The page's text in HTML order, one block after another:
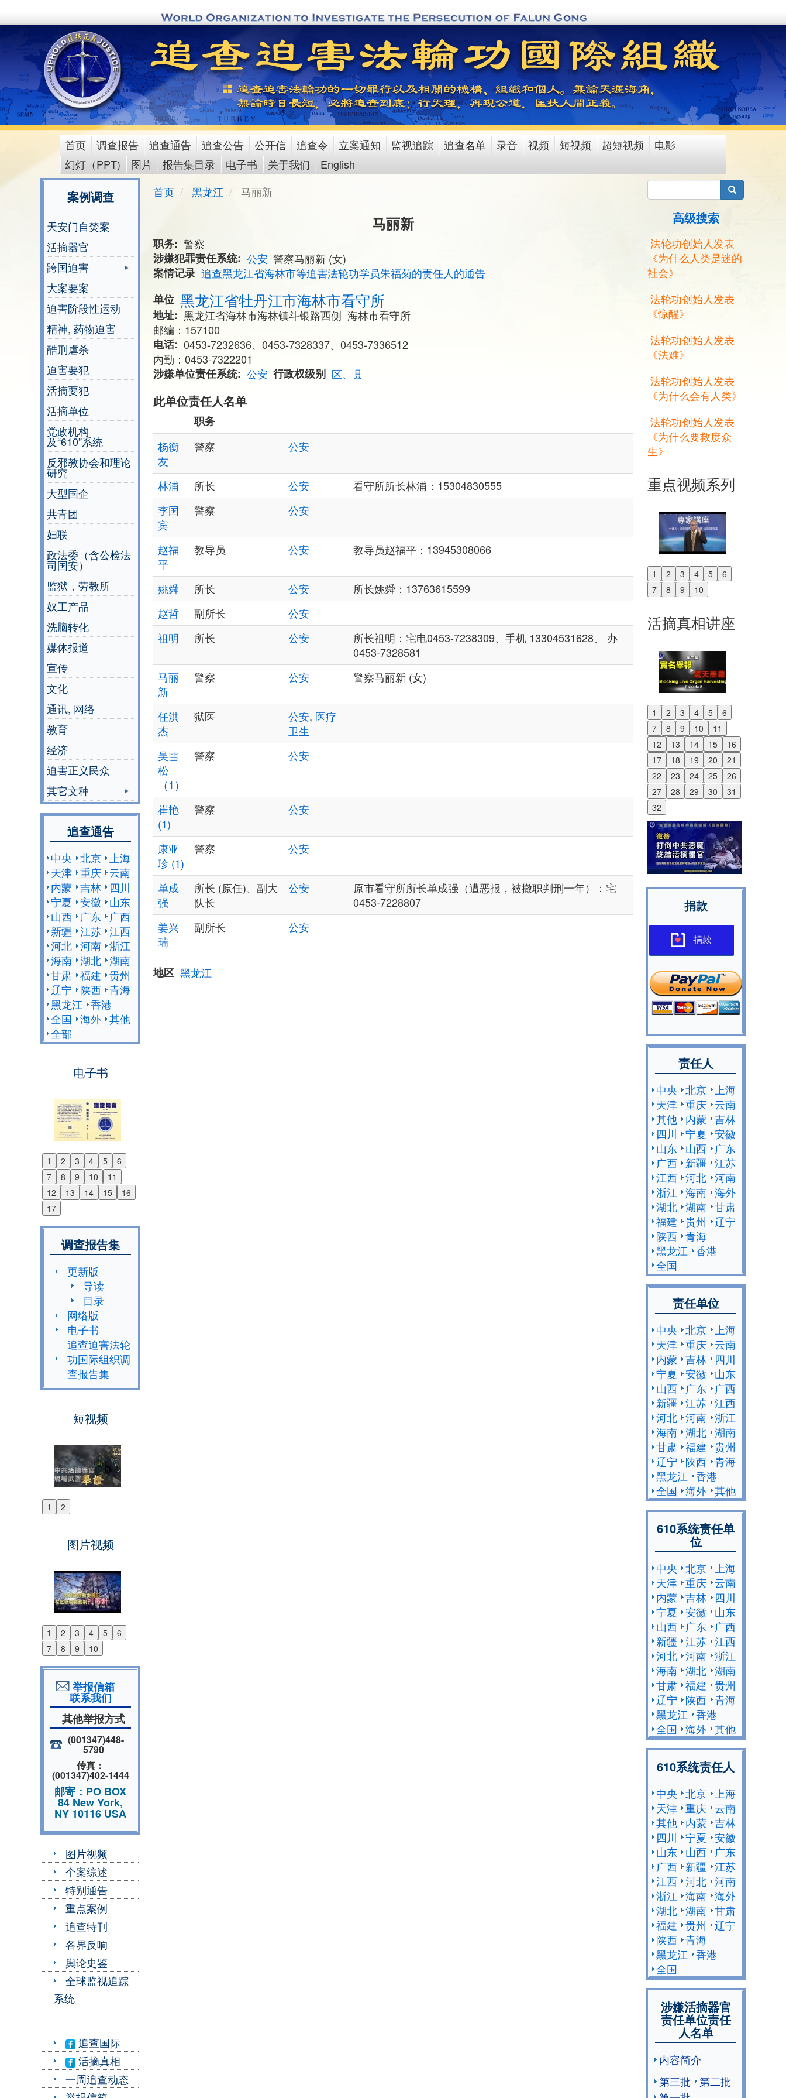
to
content
main
menu
首页 调查报告 追查通告 追查公告 公开信 追查令 立案通知 监视追踪 追查名单 录音 视频 短视频 超短视频
电影
幻灯（PPT)
图片 报告集目录 电子书 关于我们 English
案例调查
天安门自焚案
活摘器官
跨国迫害
大案要案
迫害阶段性运动
精神, 药物迫害
酷刑虐杀
迫害要犯
活摘要犯
活摘单位
党政机构
及“610”系统
反邪教协会和理论
研究
大型国企
共青团
妇联
政法委（含公检法
司国安）
监狱，劳教所
奴工产品
洗脑转化
媒体报道
宣传
文化
通讯, 网络
教育
经济
迫害正义民众
其它文种
追查通告
中央 北京 上海
天津 重庆 云南
内蒙 吉林
四川
宁夏 安徽
山东
山西
广东
广西
新疆 江苏 江西
河北 河南 浙江
海南 湖北 湖南
甘肃 福建 贵州
辽宁
陕西 青海
黑龙江 香港
全国 海外 其他
全部
电子书
1 2 3 4 5
6
7
8 9 10
11
12
13 14 15
16
17
Previous
Next
调查报告集
更新版
导读
目录
网络版
电子书
追查迫害法轮
功国际组织调
查报告集
短视频
1 2
Previous
图片视频
1 2 3 4 5
6
7
8 9 10
Previous
Next
举报信箱
联系我们
其他举报方式
(001347)448-
5790
传真：
(001347)402-1444
邮寄：PO BOX
84 New York,
NY 10116 USA
图片视频
个案综述
特别通告
重点案例
追查特刊
各界反响
舆论史鉴
全球监视追踪
系统
追查国际
活摘真相
一周追查动态
首页 黑龙江 马丽新
马丽新
职务
警察
涉嫌犯罪责任系统
公安 警察马丽新 (女)
案情记录 追查黑龙江省海林市等迫害法轮功学员朱福菊的责任人的通告
单位 黑龙江省牡丹江市海林市看守所
地址
黑龙江省海林市海林镇斗银路西侧 海林市看守所
邮编：157100
电话
0453-7232636、0453-7328337、0453-7336512
内勤：0453-7322201
涉嫌单位责任系统
公安 行政权级别 区、县
此单位责任人名单
职务
杨衡
友
警察 公安
林浦 所长 公安
看守所所长林浦：15304830555
李国
宾
警察 公安
赵福
平
教导员 公安 教导员赵福平：13945308066
姚舜 所长 公安
所长姚舜：13763615599
赵哲
副所长
公安
祖明
所长 公安
所长祖明：宅电0453-7238309、手机 13304531628、 办
0453-7328581
马丽
新
警察 公安 警察马丽新 (女)
任洪
杰
狱医 公安, 医疗
卫生
吴雪
松
（1）
警察 公安
崔艳
(1)
警察 公安
康亚
珍 (1)
警察 公安
单成
强
所长 (原任)、副大
队长
公安
原市看守所所长单成强（遭恶报，被撤职判刑一年）：宅
0453-7228807
姜兴
瑞
副所长 公安
地区 黑龙江
搜索
高级搜索
法轮功创始人发表
《为什么人类是迷的
社会》
法轮功创始人发表
《惊醒》
法轮功创始人发表
《法难》
法轮功创始人发表
《为什么会有人类》
法轮功创始人发表
《为什么要救度众
生》
重点视频系列
1 2 3 4 5
6
7
8 9 10
Previous
Next
活摘真相讲座
1 2 3 4 5
6
7
8 9 10
11
12
13 14 15
16
17
18 19 20
21
22
23 24 25
26
27
28 29 30
31
32
Previous
Next
捐款
捐款
责任人
中央 北京
上海
天津 重庆 云南
其他 内蒙 吉林
四川
宁夏 安徽
山东 山西
广东
广西 新疆 江苏
江西 河北 河南
浙江 海南 海外
湖北 湖南 甘肃
福建 贵州
辽宁
陕西 青海
黑龙江 香港
全国
责任单位
中央 北京
上海
天津 重庆 云南
内蒙 吉林
四川
宁夏 安徽
山东
山西
广东
广西
新疆 江苏 江西
河北 河南 浙江
海南 湖北 湖南
甘肃 福建 贵州
辽宁
陕西 青海
黑龙江 香港
全国 海外 其他
610系统责任单
位
中央 北京
上海
天津 重庆 云南
内蒙 吉林
四川
宁夏 安徽
山东
山西
广东
广西
新疆 江苏 江西
河北 河南 浙江
海南 湖北 湖南
甘肃 福建 贵州
辽宁
陕西 青海
黑龙江 香港
全国 海外 其他
610系统责任人
中央 北京
上海
天津 重庆 云南
其他 内蒙 吉林
四川
宁夏 安徽
山东 山西
广东
广西 新疆 江苏
江西 河北 河南
浙江 海南 海外
湖北 湖南 甘肃
福建 贵州
辽宁
陕西 青海
黑龙江 香港
全国
涉嫌活摘器官
责任单位责任
人名单
内容简介
第三批
第二批